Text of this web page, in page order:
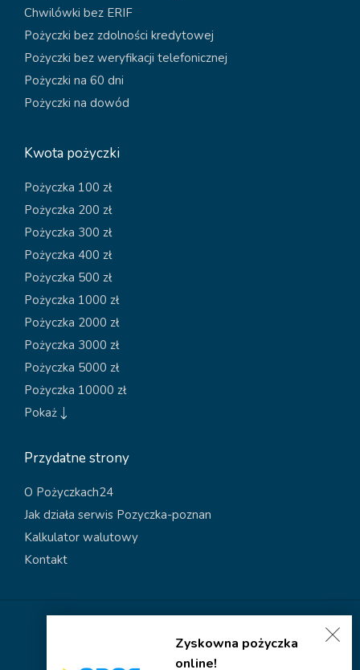
Zyskowna pożyczka
online!
Chwilówki bez ERIF
Pożyczki bez zdolności kredytowej
Pożyczki bez weryfikacji telefonicznej
Pożyczki na 60 dni
Pożyczki na dowód
Kwota pożyczki
Pożyczka 100 zł
Pożyczka 200 zł
Pożyczka 300 zł
Pożyczka 400 zł
Pożyczka 500 zł
Pożyczka 1000 zł
Pożyczka 2000 zł
Pożyczka 3000 zł
Pożyczka 5000 zł
Pożyczka 10000 zł
Pokaż
Przydatne strony
O Pożyczkach24
Jak działa serwis Pozyczka-poznan
Kalkulator walutowy
Kontakt
Polityka prywatności